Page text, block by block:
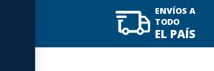
ENVÍOS A
TODO
EL PAÍS